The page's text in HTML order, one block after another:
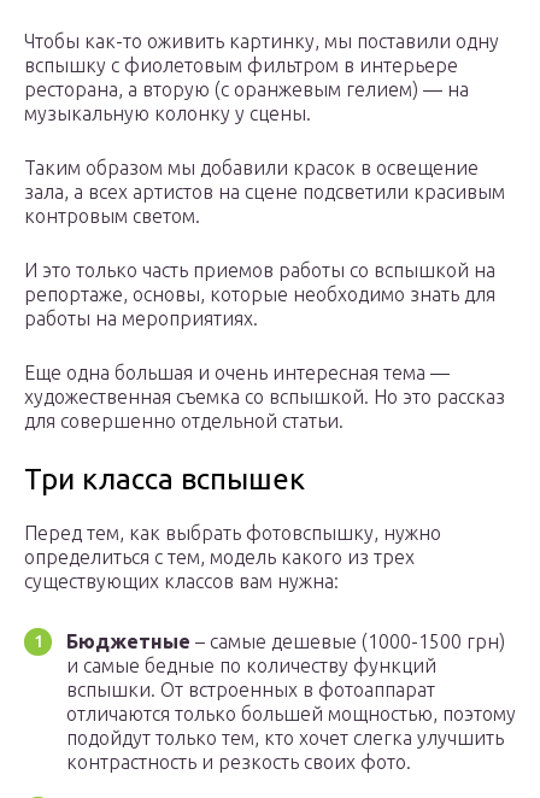
Чтобы как-то оживить картинку, мы поставили одну
вспышку с фиолетовым фильтром в интерьере
ресторана, а вторую (с оранжевым гелием) — на
музыкальную колонку у сцены.
Таким образом мы добавили красок в освещение
зала, а всех артистов на сцене подсветили красивым
контровым светом.
И это только часть приемов работы со вспышкой на
репортаже, основы, которые необходимо знать для
работы на мероприятиях.
Еще одна большая и очень интересная тема —
художественная съемка со вспышкой. Но это рассказ
для совершенно отдельной статьи.
Три класса вспышек
Перед тем, как выбрать фотовспышку, нужно
определиться с тем, модель какого из трех
существующих классов вам нужна:
Бюджетные – самые дешевые (1000-1500 грн)
и самые бедные по количеству функций
вспышки. От встроенных в фотоаппарат
отличаются только большей мощностью, поэтому
подойдут только тем, кто хочет слегка улучшить
контрастность и резкость своих фото.